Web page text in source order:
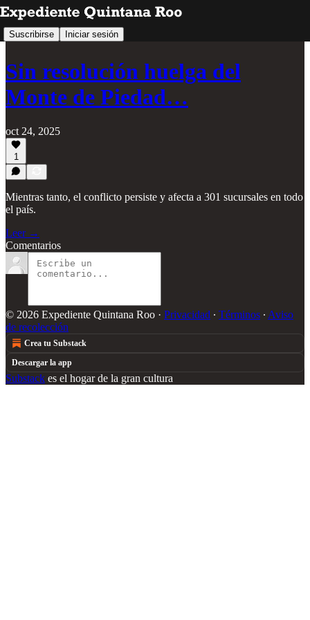
Suscribirse Iniciar sesión
Sin resolución huelga del
Monte de Piedad…
oct 24, 2025
1
Mientras tanto, el conflicto persiste y afecta a 301 sucursales en todo
el país.
Leer →
Comentarios
© 2026 Expediente Quintana Roo · Privacidad ∙ Términos ∙ Aviso
de recolección
Crea tu Substack
Descargar la app
Substack es el hogar de la gran cultura